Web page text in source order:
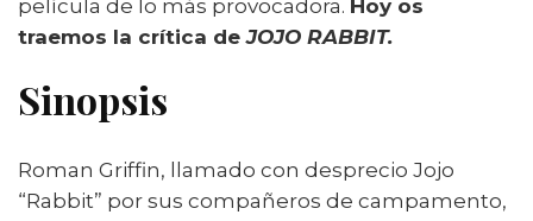
película de lo más provocadora. Hoy os
traemos la crítica de JOJO RABBIT.
Sinopsis
Roman Griffin, llamado con desprecio Jojo
“Rabbit” por sus compañeros de campamento,